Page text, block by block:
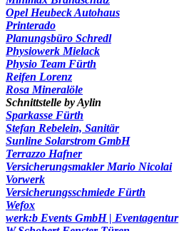
Opel Heubeck Autohaus
Printerado
Planungsbüro Schredl
Physiowerk Mielack
Physio Team Fürth
Reifen Lorenz
Rosa Mineralöle
Schnittstelle by Aylin
Sparkasse Fürth
Stefan Rebelein, Sanitär
Sunline Solarstrom GmbH
Terrazzo Hafner
Versicherungsmakler Mario Nicolai
Vorwerk
Versicherungsschmiede Fürth
Wefox
werk:b Events GmbH | Eventagentur